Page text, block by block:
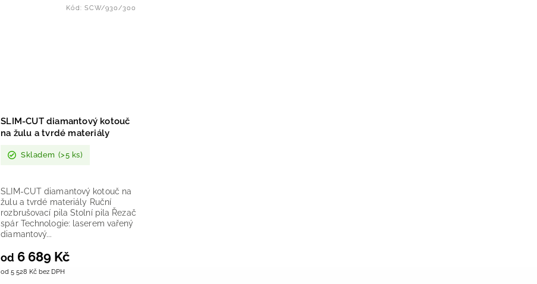
SLIM-CUT diamantový kotouč
na žulu a tvrdé materiály
Skladem (>5 ks)
od 5 528 Kč bez DPH
od 6 689 Kč
SLIM-CUT diamantový kotouč na
žulu a tvrdé materiály Ruční
rozbrušovací pila Stolní pila Řezač
spár Technologie: laserem vařený
diamantový...
Kód:SCW/930/300